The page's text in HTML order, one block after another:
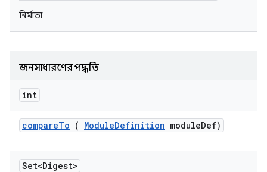
নির্মাতা
জনসাধারণের পদ্ধতি
int
compareTo ( ModuleDefinition moduleDef)
Set<Digest>